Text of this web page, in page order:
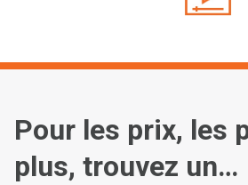
Pour les prix, les
plus, trouvez un